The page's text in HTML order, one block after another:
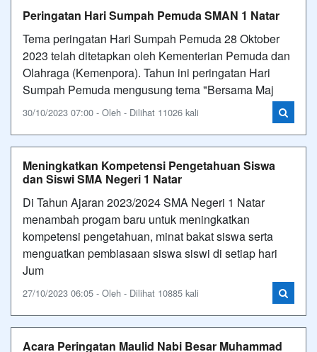
Peringatan Hari Sumpah Pemuda SMAN 1 Natar
Tema peringatan Hari Sumpah Pemuda 28 Oktober
2023 telah ditetapkan oleh Kementerian Pemuda dan
Olahraga (Kemenpora). Tahun ini peringatan Hari
Sumpah Pemuda mengusung tema "Bersama Maj
30/10/2023 07:00 - Oleh - Dilihat 11026 kali
Meningkatkan Kompetensi Pengetahuan Siswa
dan Siswi SMA Negeri 1 Natar
Di Tahun Ajaran 2023/2024 SMA Negeri 1 Natar
menambah progam baru untuk meningkatkan
kompetensi pengetahuan, minat bakat siswa serta
menguatkan pembiasaan siswa siswi di setiap hari
Jum
27/10/2023 06:05 - Oleh - Dilihat 10885 kali
Acara Peringatan Maulid Nabi Besar Muhammad